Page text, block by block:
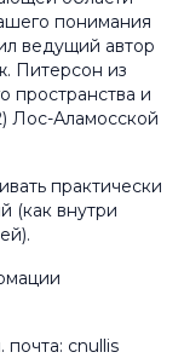
понимания
ведущий автор
Питерсон из
пространства и
Лос-Аламосской
практически
(как внутри
почта: cnullis